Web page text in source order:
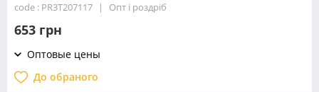
code : PR3T207117
Опт і роздріб
653 грн
Оптовые цены
До обраного